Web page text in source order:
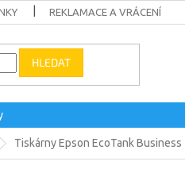
REKLAMACE A VRÁCENÍ
HLEDAT
Tiskárny Epson EcoTank Business